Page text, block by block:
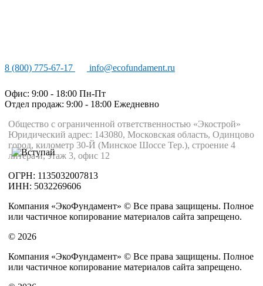
8 (800) 775-67-17 info@ecofundament.ru
Офис: 9:00 - 18:00 Пн-Пт
Отдел продаж: 9:00 - 18:00 Ежедневно
Общество с ограниченной ответственностью «Экострой»
Юридический адрес: 143080, Московская область, Одинцово
город, километр 30-Й (Минское Шоссе Тер.), строение 4
литера и, этаж 3, офис 12
ОГРН: 1135032007813
ИНН: 5032269606
Компания «ЭкоФундамент» © Все права защищены. Полное
или частичное копирование материалов сайта запрещено.
© 2026
Компания «ЭкоФундамент» © Все права защищены. Полное
или частичное копирование материалов сайта запрещено.